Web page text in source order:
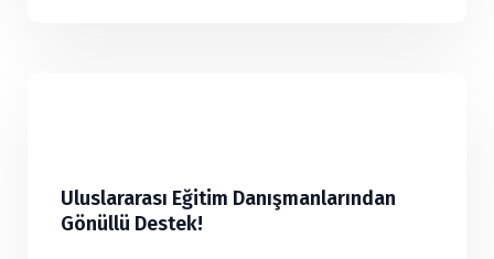
Uluslararası Eğitim Danışmanlarından
Gönüllü Destek!